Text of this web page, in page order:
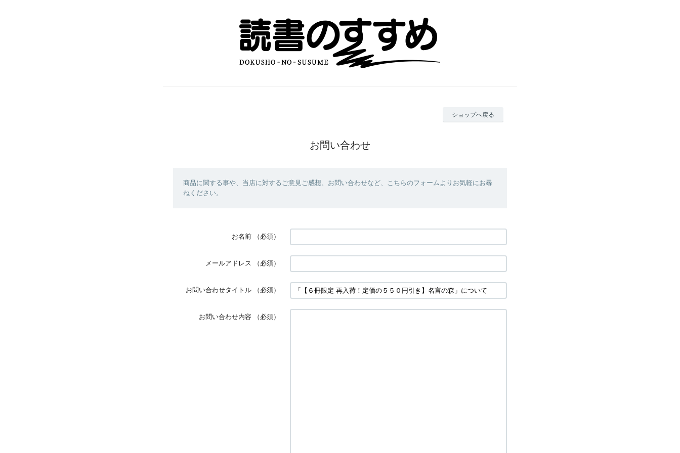
ショップへ戻る
お問い合わせ
商品に関する事や、当店に対するご意見ご感想、お問い合わせなど、こちらのフォームよりお気軽にお尋
ねください。
お名前 （必須）
メールアドレス （必須）
お問い合わせタイトル （必須）
お問い合わせ内容 （必須）